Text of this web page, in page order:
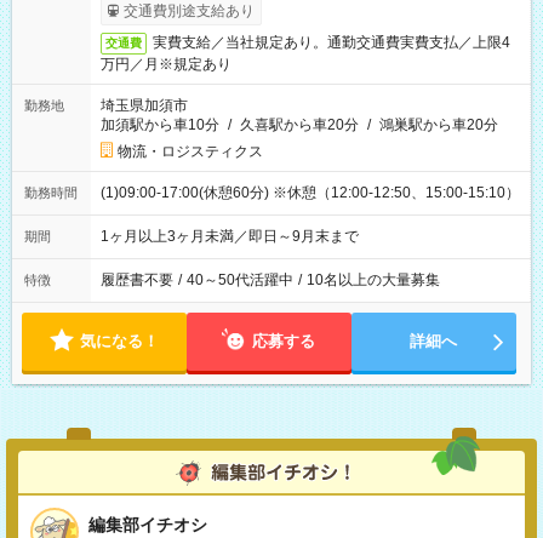
交通費別途支給あり
交通費
実費支給／当社規定あり。通勤交通費実費支払／上限4
万円／月※規定あり
勤務地
埼玉県加須市
加須駅から車10分 / 久喜駅から車20分 / 鴻巣駅から車20分
物流・ロジスティクス
勤務時間 (1)09:00-17:00(休憩60分) ※休憩（12:00-12:50、15:00-15:10）
期間 1ヶ月以上3ヶ月未満／即日～9月末まで
特徴 履歴書不要 / 40～50代活躍中 / 10名以上の大量募集
気になる！ 応募する 詳細へ
編集部イチオシ